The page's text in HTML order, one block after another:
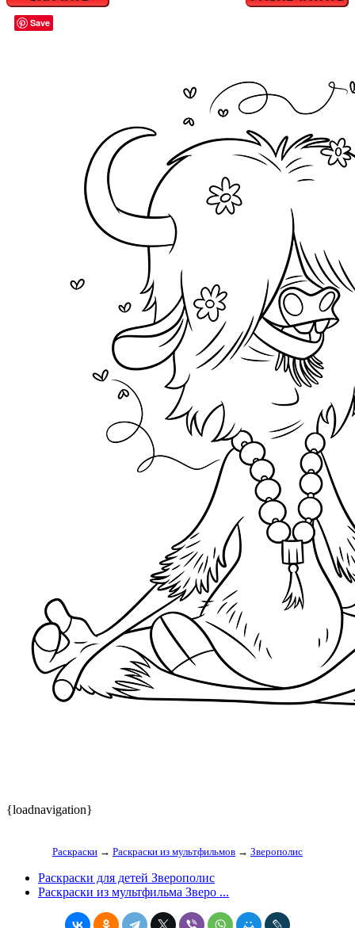
{loadnavigation}
Раскраски → Раскраски из мультфильмов → Зверополис
Раскраски для детей Зверополис
Раскраски из мультфильма Зверо ...
Save